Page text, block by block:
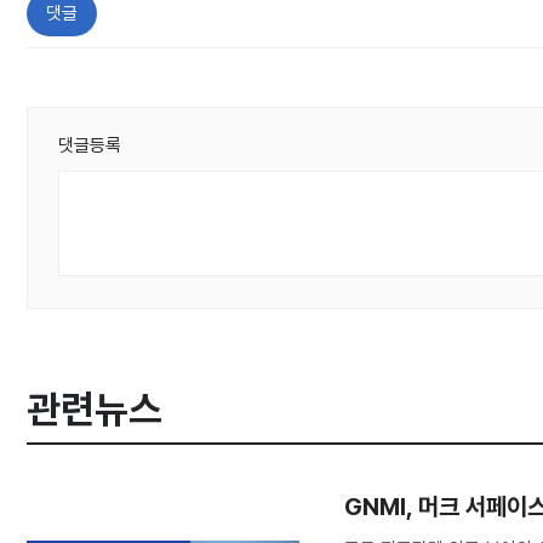
댓글
댓글등록
관련뉴스
GNMI, 머크 서페이